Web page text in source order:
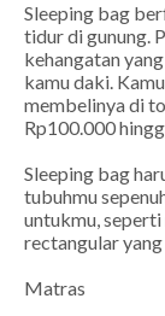
Sleeping bag
tidur di gunung.
kehangatan
kamu daki.
membelinya di
Rp100.000
Sleeping bag
tubuhmu
untukmu,
rectangular
Matras